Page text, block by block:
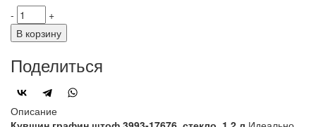
-
+
В корзину
Поделиться
Описание